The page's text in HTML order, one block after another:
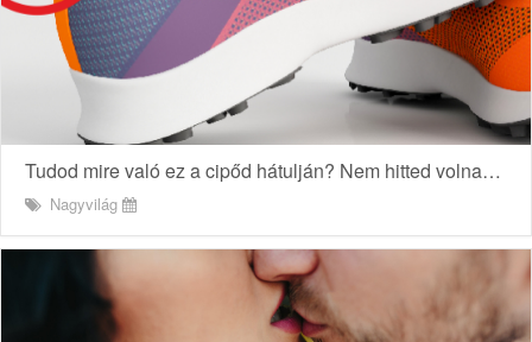
Tudod mire való ez a cipőd hátulján? Nem hitted volna…
Nagyvilág